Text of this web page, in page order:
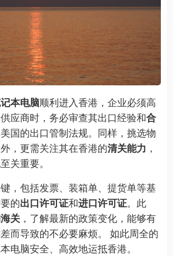
本电脑顺利进入香港，企业必须高
应商时，务必审查其出口经验和合
国的出口管制法规。同样，挑选物
，更需关注其在香港的清关能力 ，
关重要。
，包括发票、装箱单、提货单等基
的出口许可证和进口许可证。此
关 ，了解最新的政策变化，能够有
而导致的不必要麻烦。 如此周全的
电脑安全、高效地运抵香港。